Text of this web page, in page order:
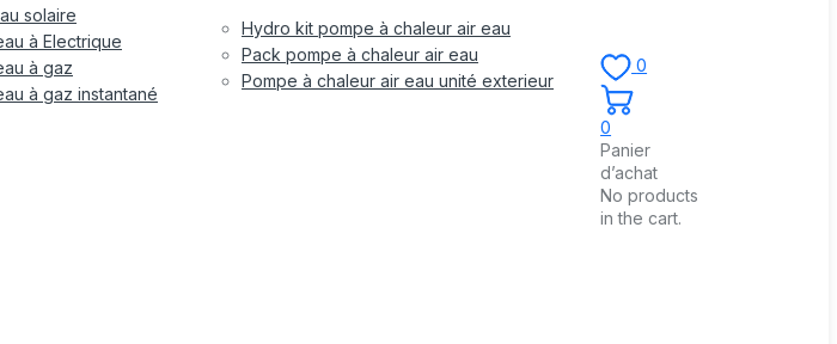
solaire
à Electrique
à gaz
à gaz instantané
Hydro kit pompe à chaleur air eau
Pack pompe à chaleur air eau
Pompe à chaleur air eau unité exterieur
0
0
Panier
d’achat
No products
in the cart.